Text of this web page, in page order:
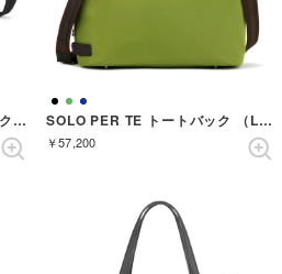
SOLO PER TE ショルダーバック （BLACK） SOLO PER TE トートバック （LEAF GREEN）
￥57,200